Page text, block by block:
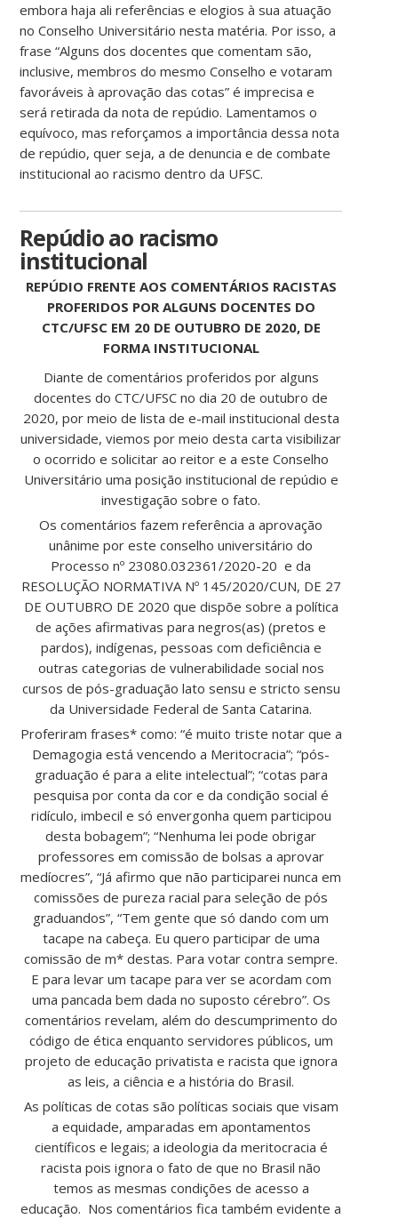
embora haja ali referências e elogios à sua atuação
no Conselho Universitário nesta matéria. Por isso, a
frase “Alguns dos docentes que comentam são,
inclusive, membros do mesmo Conselho e votaram
favoráveis à aprovação das cotas” é imprecisa e
será retirada da nota de repúdio. Lamentamos o
equívoco, mas reforçamos a importância dessa nota
de repúdio, quer seja, a de denuncia e de combate
institucional ao racismo dentro da UFSC.
Repúdio ao racismo
institucional
REPÚDIO FRENTE AOS COMENTÁRIOS RACISTAS
PROFERIDOS POR ALGUNS DOCENTES DO
CTC/UFSC EM 20 DE OUTUBRO DE 2020, DE
FORMA INSTITUCIONAL
Diante de comentários proferidos por alguns
docentes do CTC/UFSC no dia 20 de outubro de
2020, por meio de lista de e-mail institucional desta
universidade, viemos por meio desta carta visibilizar
o ocorrido e solicitar ao reitor e a este Conselho
Universitário uma posição institucional de repúdio e
investigação sobre o fato.
Os comentários fazem referência a aprovação
unânime por este conselho universitário do
Processo nº 23080.032361/2020-20 e da
RESOLUÇÃO NORMATIVA Nº 145/2020/CUN, DE 27
DE OUTUBRO DE 2020 que dispõe sobre a política
de ações afirmativas para negros(as) (pretos e
pardos), indígenas, pessoas com deficiência e
outras categorias de vulnerabilidade social nos
cursos de pós-graduação lato sensu e stricto sensu
da Universidade Federal de Santa Catarina.
Proferiram frases* como: “é muito triste notar que a
Demagogia está vencendo a Meritocracia”; “pós-
graduação é para a elite intelectual”; “cotas para
pesquisa por conta da cor e da condição social é
ridículo, imbecil e só envergonha quem participou
desta bobagem”; “Nenhuma lei pode obrigar
professores em comissão de bolsas a aprovar
medíocres”, “Já afirmo que não participarei nunca em
comissões de pureza racial para seleção de pós
graduandos”, “Tem gente que só dando com um
tacape na cabeça. Eu quero participar de uma
comissão de m* destas. Para votar contra sempre.
E para levar um tacape para ver se acordam com
uma pancada bem dada no suposto cérebro”. Os
comentários revelam, além do descumprimento do
código de ética enquanto servidores públicos, um
projeto de educação privatista e racista que ignora
as leis, a ciência e a história do Brasil.
As políticas de cotas são políticas sociais que visam
a equidade, amparadas em apontamentos
científicos e legais; a ideologia da meritocracia é
racista pois ignora o fato de que no Brasil não
temos as mesmas condições de acesso a
educação. Nos comentários fica também evidente a